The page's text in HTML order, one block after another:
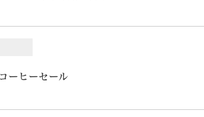
ーヒーセール